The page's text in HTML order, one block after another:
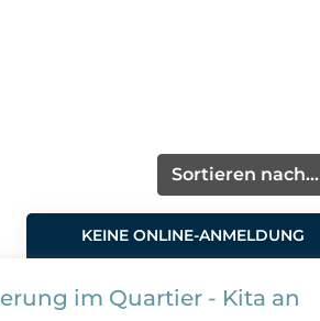
Sortieren nach...
KEINE ONLINE-ANMELDUNG
im Quartier - Kita an